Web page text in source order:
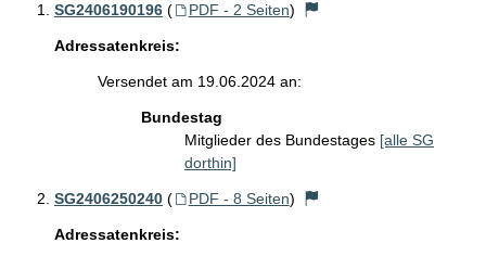
SG2406190196 ( PDF - 2 Seiten)
Adressatenkreis:
Versendet am 19.06.2024 an:
Bundestag
Mitglieder des Bundestages [alle SG
dorthin]
SG2406250240 ( PDF - 8 Seiten)
Adressatenkreis: